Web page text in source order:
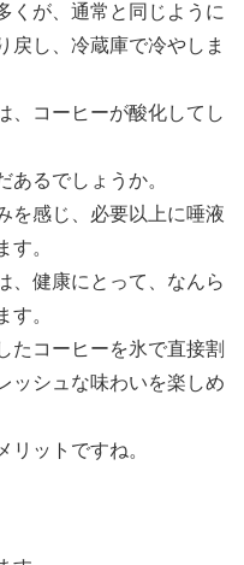
くが、通常と同じように
戻し、冷蔵庫で冷やしま
、コーヒーが酸化してし
るでしょうか。
を感じ、必要以上に唾液
。
、健康にとって、なんら
。
たコーヒーを氷で直接割
ッシュな味わいを楽しめ
ットですね。